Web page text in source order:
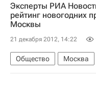
Барнаул
Тверь
Пермь
Алейск
Воронеж
Европа
Хабаровск
Ростовская область
Эксперты РИА
рейтинг новогодних
Москвы
21 декабря 2012, 14:22
Общество Москва
Подготовка к Новому